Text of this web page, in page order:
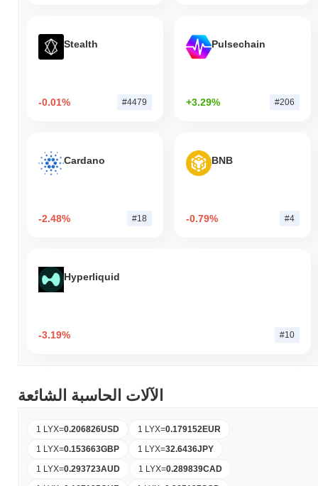
Stealth
-0.01% #4479
Pulsechain
+3.29% #206
Cardano
-2.48% #18
BNB
-0.79% #4
Hyperliquid
-3.19% #10
الآلات الحاسبة الشائعة
1 LYX=0.206826USD 1 LYX=0.179152EUR
1 LYX=0.153663GBP 1 LYX=32.6436JPY
1 LYX=0.293723AUD 1 LYX=0.289839CAD